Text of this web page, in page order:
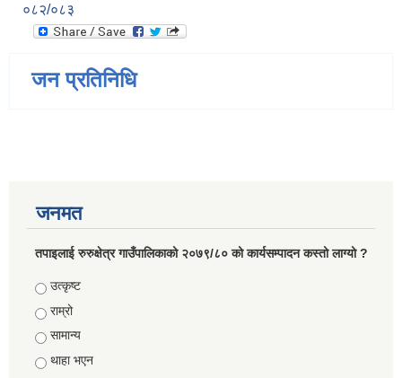
०८२/०८३
जन प्रतिनिधि
जनमत
तपाइलाई रुरुक्षेत्र गाउँपालिकाको २०७९/८० को कार्यसम्पादन कस्तो लाग्यो ?
Choices
उत्कृष्ट
राम्रो
सामान्य
थाहा भएन